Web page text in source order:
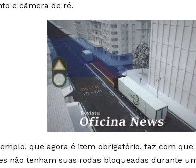
e câmera de ré.
que agora é item obrigatório, faz com
não tenham suas rodas bloqueadas durante